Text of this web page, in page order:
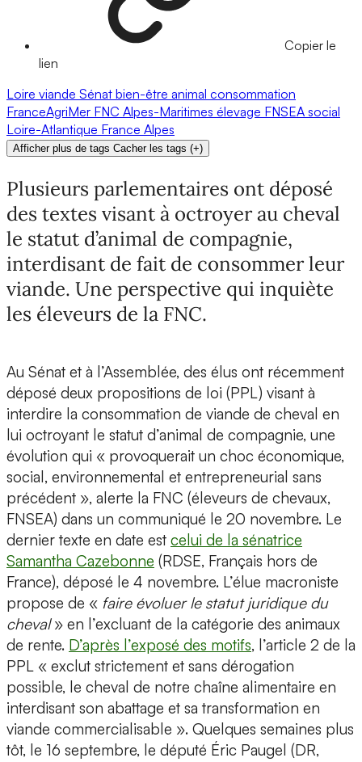
Copier le
lien
Loire viande Sénat bien-être animal consommation
FranceAgriMer FNC Alpes-Maritimes élevage FNSEA social
Loire-Atlantique France Alpes
Afficher plus de tags Cacher les tags (+)
Plusieurs parlementaires ont déposé
des textes visant à octroyer au cheval
le statut d’animal de compagnie,
interdisant de fait de consommer leur
viande. Une perspective qui inquiète
les éleveurs de la FNC.
Au Sénat et à l’Assemblée, des élus ont récemment
déposé deux propositions de loi (PPL) visant à
interdire la consommation de viande de cheval en
lui octroyant le statut d’animal de compagnie, une
évolution qui « provoquerait un choc économique,
social, environnemental et entrepreneurial sans
précédent », alerte la FNC (éleveurs de chevaux,
FNSEA) dans un communiqué le 20 novembre. Le
dernier texte en date est celui de la sénatrice
Samantha Cazebonne (RDSE, Français hors de
France), déposé le 4 novembre. L’élue macroniste
propose de « faire évoluer le statut juridique du
cheval» en l’excluant de la catégorie des animaux
de rente. D’après l’exposé des motifs, l’article 2 de la
PPL « exclut strictement et sans dérogation
possible, le cheval de notre chaîne alimentaire en
interdisant son abattage et sa transformation en
viande commercialisable ». Quelques semaines plus
tôt, le 16 septembre, le député Éric Paugel (DR,